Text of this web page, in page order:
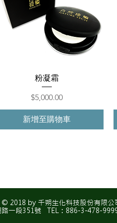
快速瀏覽
粉凝霜
價格
$5,000.00
新增至購物車
© 2018 by 千朔生化科技股份有限公
路一段351號 TEL：886-3-478-